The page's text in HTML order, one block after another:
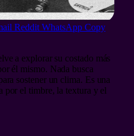
Reddit WhatsApp Copy
a explorar su costado más
él mismo. Nada busca
sostener un clima. Es una
por el timbre, la textura y el